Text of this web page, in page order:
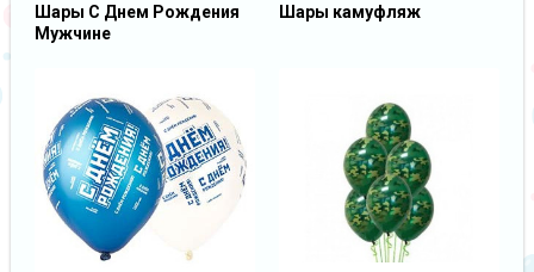
Шары С Днем Рождения
Мужчине
Шары камуфляж